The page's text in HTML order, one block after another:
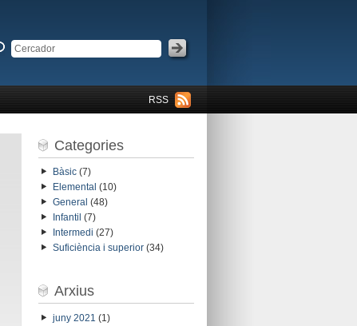
RSS
Categories
Bàsic(7)
Elemental (10)
General (48)
Infantil (7)
Intermedi (27)
Suficiència i superior(34)
Arxius
juny 2021 (1)